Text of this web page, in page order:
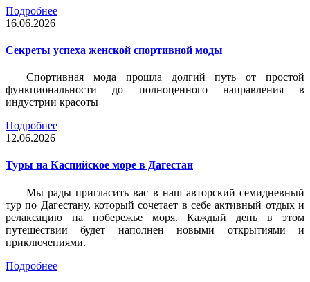
Подробнее
16.06.2026
Секреты успеха женской спортивной моды
Спортивная мода прошла долгий путь от простой
функциональности до полноценного направления в
индустрии красоты
Подробнее
12.06.2026
Туры на Каспийское море в Дагестан
Мы рады пригласить вас в наш авторский семидневный
тур по Дагестану, который сочетает в себе активный отдых и
релаксацию на побережье моря. Каждый день в этом
путешествии будет наполнен новыми открытиями и
приключениями.
Подробнее